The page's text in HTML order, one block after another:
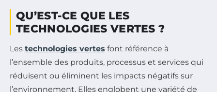
QU’EST-CE QUE LES
TECHNOLOGIES VERTES ?
Les technologies vertes font référence à
l’ensemble des produits, processus et services qui
réduisent ou éliminent les impacts négatifs sur
l’environnement. Elles englobent une variété de